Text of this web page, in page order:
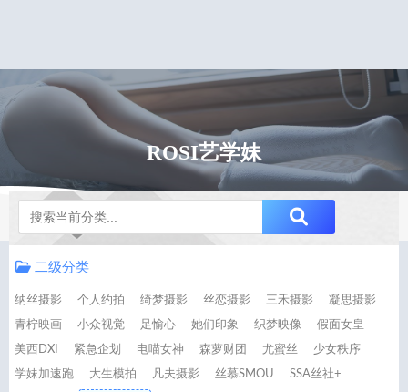
ROSI艺学妹
Notice
二级分类
纳丝摄影 个人约拍 绮梦摄影 丝恋摄影 三禾摄影 凝思摄影
青柠映画 小众视觉 足愉心 她们印象 织梦映像 假面女皇
美西DXI 紧急企划 电喵女神 森萝财团 尤蜜丝 少女秩序
学妹加速跑 大生模拍 凡夫摄影 丝慕SMOU SSA丝社+